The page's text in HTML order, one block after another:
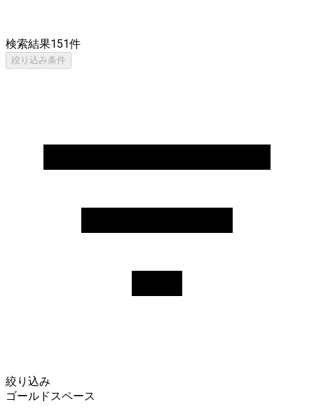
検索結果151件
絞り込み条件
絞り込み
ゴールドスペース